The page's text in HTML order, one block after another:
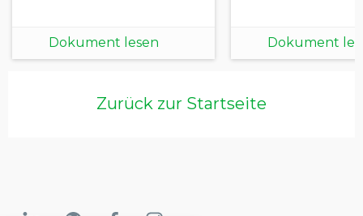
Dokument lesen Dokument
Zurück zur Startseite